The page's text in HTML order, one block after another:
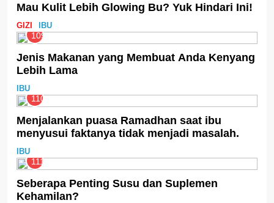
Mau Kulit Lebih Glowing Bu? Yuk Hindari Ini!
GIZI IBU
109
Jenis Makanan yang Membuat Anda Kenyang
Lebih Lama
IBU
110
Menjalankan puasa Ramadhan saat ibu
menyusui faktanya tidak menjadi masalah.
IBU
111
Seberapa Penting Susu dan Suplemen
Kehamilan?